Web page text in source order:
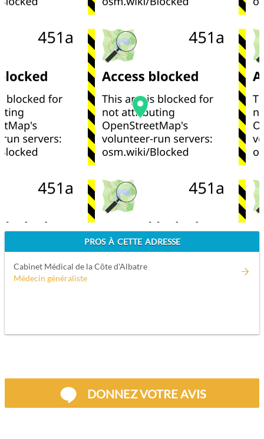
PROS À CETTE ADRESSE
Cabinet Médical de la Côte d'Albatre
Médecin généraliste
DONNEZ VOTRE AVIS